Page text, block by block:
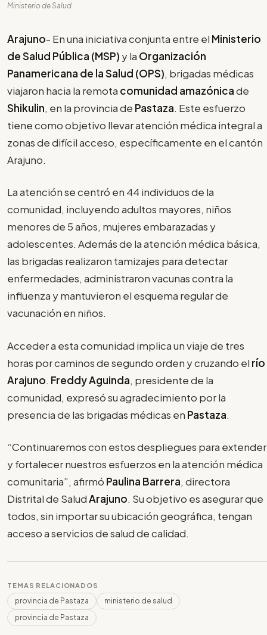
Ministerio de Salud
Arajuno- En una iniciativa conjunta entre el Ministerio
de Salud Pública (MSP) y la Organización
Panamericana de la Salud (OPS), brigadas médicas
viajaron hacia la remota comunidad amazónicade
Shikulin, en la provincia de Pastaza. Este esfuerzo
tiene como objetivo llevar atención médica integral a
zonas de difícil acceso, específicamente en el cantón
Arajuno.
La atención se centró en 44 individuos de la
comunidad, incluyendo adultos mayores, niños
menores de 5 años, mujeres embarazadas y
adolescentes. Además de la atención médica básica,
las brigadas realizaron tamizajes para detectar
enfermedades, administraron vacunas contra la
influenza y mantuvieron el esquema regular de
vacunación en niños.
Acceder a esta comunidad implica un viaje de tres
horas por caminos de segundo orden y cruzando el río
Arajuno. Freddy Aguinda, presidente de la
comunidad, expresó su agradecimiento por la
presencia de las brigadas médicas en Pastaza.
“Continuaremos con estos despliegues para extender
y fortalecer nuestros esfuerzos en la atención médica
comunitaria”, afirmó Paulina Barrera, directora
Distrital de SaludArajuno. Su objetivo es asegurar que
todos, sin importar su ubicación geográfica, tengan
acceso a servicios de salud de calidad.
TEMAS RELACIONADOS
provincia de Pastaza
ministerio de salud
provincia de Pastaza